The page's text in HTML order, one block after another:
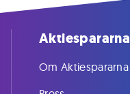
Aktiespararna
Om Aktiespararna